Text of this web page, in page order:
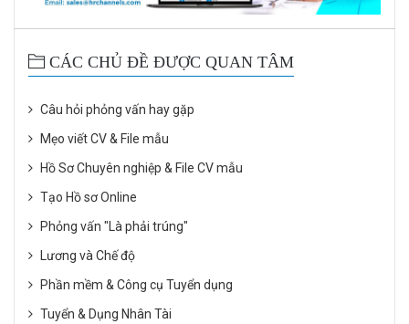
CÁC CHỦ ĐỀ ĐƯỢC QUAN TÂM
Câu hỏi phỏng vấn hay gặp
Mẹo viết CV & File mẫu
Hồ Sơ Chuyên nghiệp & File CV mẫu
Tạo Hồ sơ Online
Phỏng vấn "Là phải trúng"
Lương và Chế độ
Phần mềm & Công cụ Tuyển dụng
Tuyển & Dụng Nhân Tài